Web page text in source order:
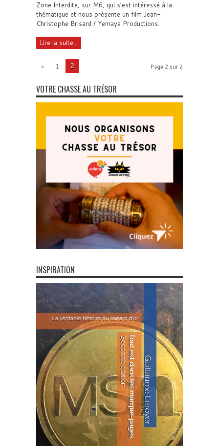
Zone Interdite, sur M6, qui s’est intéressé à la
thématique et nous présente un film Jean-
Christophe Brisard / Yemaya Productions.
Lire la suite...
Page 2 sur 2
« 1 2
VOTRE CHASSE AU TRÉSOR
INSPIRATION